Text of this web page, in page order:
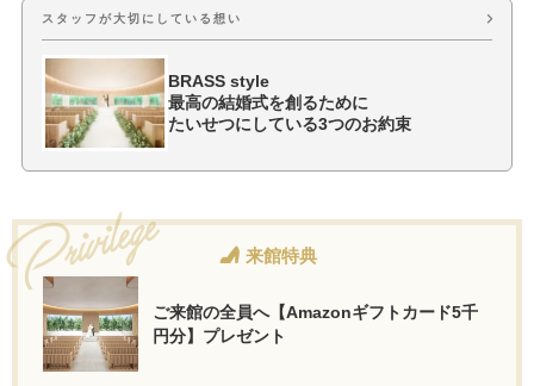
スタッフが大切にしている想い
BRASS style
最高の結婚式を創るために
たいせつにしている3つのお約束
来館特典
ご来館の全員へ【Amazonギフトカード5千
円分】プレゼント